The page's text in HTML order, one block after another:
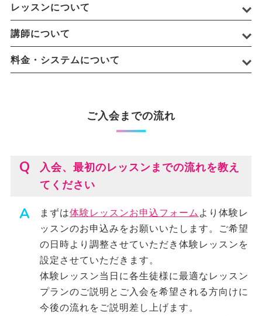
レッスンについて
講師について
料金・システムについて
ご入会までの流れ
入会、最初のレッスンまでの流れを教え
てください
まずは体験レッスンお申込フォームより体験レ
ッスンのお申込みをお願いいたします。ご希望
の日時より調整させていただき体験レッスンを
設定させていただきます。
体験レッスン当日に各生徒様に最適なレッスン
プランのご説明とご入会を希望される方向けに
今後の流れをご説明差し上げます。